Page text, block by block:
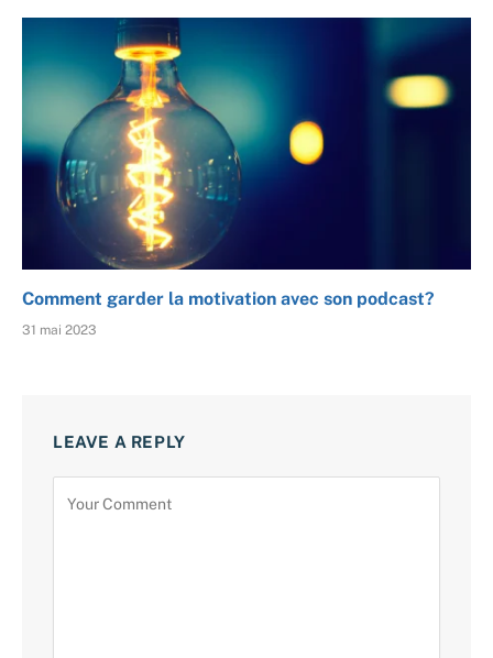
Comment garder la motivation avec son podcast?
31 mai 2023
LEAVE A REPLY